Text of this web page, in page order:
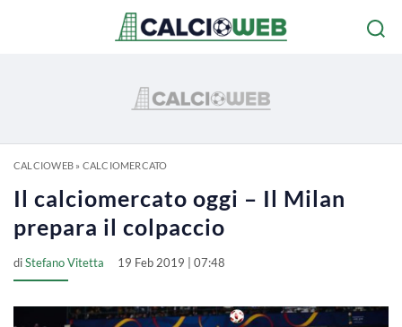
CALCIOWEB» CALCIOMERCATO
Il calciomercato oggi – Il Milan
prepara il colpaccio
diStefano Vitetta 19 Feb 2019 | 07:48